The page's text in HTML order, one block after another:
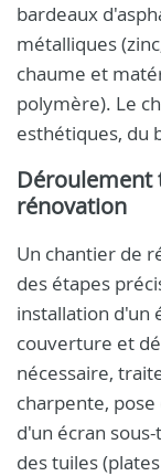
bardeaux
métalliques
chaume et
polymère). Le
esthétiques, du
Déroulement
rénovation
Un chantier de
des étapes
installation d'un
couverture et
nécessaire,
charpente,
d'un écran
des tuiles